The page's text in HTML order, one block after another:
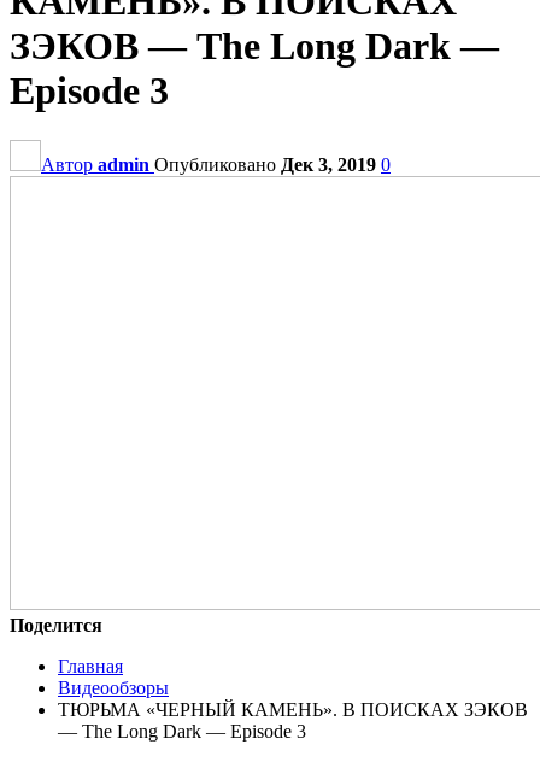
ЗЭКОВ — The Long Dark —
Episode 3
Автор admin Опубликовано Дек 3, 2019 0
Поделится
Главная
Видеообзоры
ТЮРЬМА «ЧЕРНЫЙ КАМЕНЬ». В ПОИСКАХ ЗЭКОВ
— The Long Dark — Episode 3